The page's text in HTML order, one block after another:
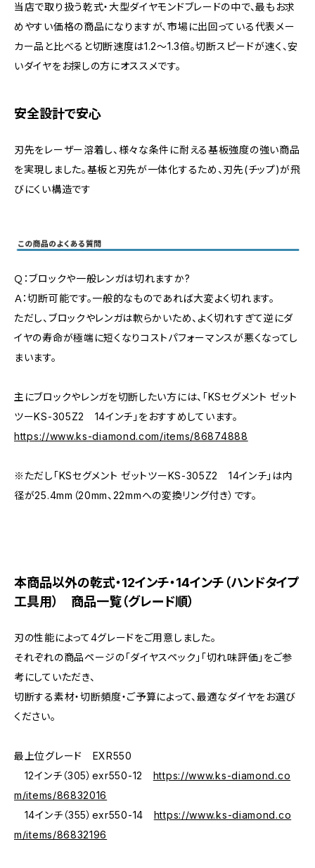
当店で取り扱う乾式・大型ダイヤモンドブレードの中で、最もお求
めやすい価格の商品になりますが、市場に出回っている代表メー
カー品と比べると切断速度は1.2～1.3倍。切断スピードが速く、安
いダイヤをお探しの方にオススメです。
安全設計で安心
刃先をレーザー溶着し、様々な条件に耐える基板強度の強い商品
を実現しました。基板と刃先が一体化するため、刃先(チップ)が飛
びにくい構造です
Ｑ：ブロックや一般レンガは切れますか?
Ａ：切断可能です。一般的なものであれば大変よく切れます。
ただし、ブロックやレンガは軟らかいため、よく切れすぎて逆にダ
イヤの寿命が極端に短くなりコストパフォーマンスが悪くなってし
まいます。
主にブロックやレンガを切断したい方には、「KSセグメント ゼット
ツーKS-305Z2 14インチ」をおすすめしています。
https://www.ks-diamond.com/items/86874888
※ただし「KSセグメント ゼットツーKS-305Z2 14インチ」は内
径が25.4mm（20mm、22mmへの変換リング付き）です。
本商品以外の乾式・12インチ・14インチ（ハンドタイプ
工具用） 商品一覧（グレード順）
刃の性能によって4グレードをご用意しました。
それぞれの商品ページの「ダイヤスペック」「切れ味評価」をご参
考にしていただき、
切断する素材・切断頻度・ご予算によって、最適なダイヤをお選び
ください。
最上位グレード EXR550
12インチ（305）exr550-12 https://www.ks-diamond.co
m/items/86832016
14インチ（355）exr550-14 https://www.ks-diamond.co
m/items/86832196